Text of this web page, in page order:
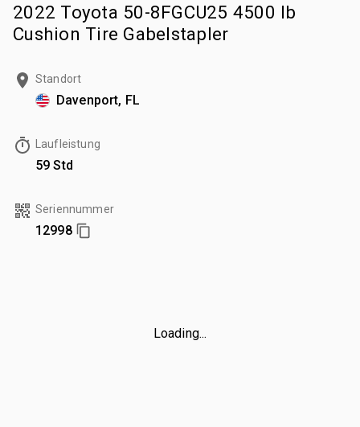
2022 Toyota 50-8FGCU25 4500 lb
Cushion Tire Gabelstapler
Standort
Davenport, FL
Laufleistung
59 Std
Seriennummer
12998
Loading...